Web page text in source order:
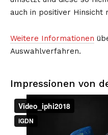
auch in positiver Hinsicht
Weitere Informationen
Auswahlverfahren.
Impressionen von